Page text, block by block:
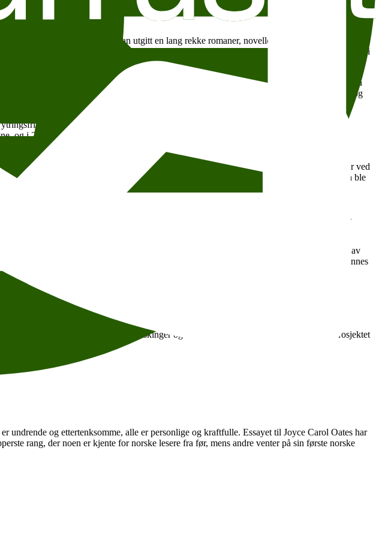
Siden debuten i 1983 har han utgitt en lang rekke romaner, novellesamlinger, diktsamlinger,
vært en aktiv forkjemper for ytringsfrihet og menneskerettigheter, blant annet som styremedlem i
etter å ha blitt dømt til 99 piskeslag og 11 års fengsel for blasfemi og «forseelser mot den
Ekhtesari er utdannet jordmor, og lyrikken hennes dreier seg ofte rundt fødsel, graviditet og
Izadi og Johanne Fronth-Nygren
i Tyrkia. Ved siden av karrieren som journalist, har han utgitt 16 romaner og
og i 2018 ble han dømt til fengsel på livstid for «oppvigleri». Enkelte av bøkene hans er
The Mail & Guardian og Bitch Media. Mohale har studert historie og internasjonale studier ved
debutbok, diktsamlingen Everything is a Deadly Flower ut på forlaget uHlanga. Boka ble
filminnspillinger og workshops for barn, også i frontlinjeområdene, noe hennes seneste
prisen i hjemlandet.
lyrikksamlinger og essays, og har gjennom litteraturen hennes kastet lys på noen av
og forsvarer av forfatterens rett til å skrive utforskende og utfordrende. Flere av bøkene hennes
på norsk, engelsk, tyrkisk, ukrainsk og persisk. Med hjelp fra noen av våre beste
og videregående skoler i hele landet som en del av prosjektet «Hatprat – Hva gjør vi?»
knyttet til Hviskinger og skrik. Les mer og meld deg på Hatprat-prosjektet
og ettertenksomme, alle er personlige og kraftfulle. Essayet til Joyce Carol Oates har
rang, der noen er kjente for norske lesere fra før, mens andre venter på sin første norske